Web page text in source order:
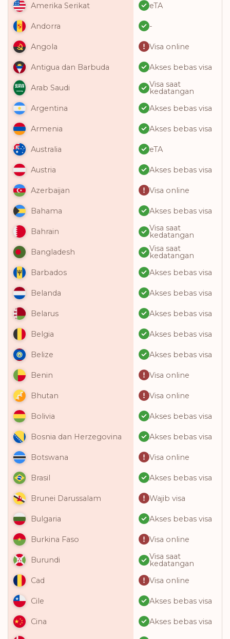
Amerika Serikat eTA
Andorra -
Angola Visa online
Antigua dan Barbuda Akses bebas visa
Arab Saudi Visa saat
kedatangan
Argentina
Akses bebas visa
Armenia Akses bebas visa
Australia eTA
Austria Akses bebas visa
Azerbaijan Visa online
Bahama Akses bebas visa
Bahrain Visa saat
kedatangan
Bangladesh
Visa saat
kedatangan
Barbados
Akses bebas visa
Belanda Akses bebas visa
Belarus Akses bebas visa
Belgia Akses bebas visa
Belize Akses bebas visa
Benin Visa online
Bhutan Visa online
Bolivia Akses bebas visa
Bosnia dan Herzegovina Akses bebas visa
Botswana Visa online
Brasil Akses bebas visa
Brunei Darussalam Wajib visa
Bulgaria Akses bebas visa
Burkina Faso Visa online
Burundi Visa saat
kedatangan
Cad
Visa online
Cile Akses bebas visa
Cina Akses bebas visa